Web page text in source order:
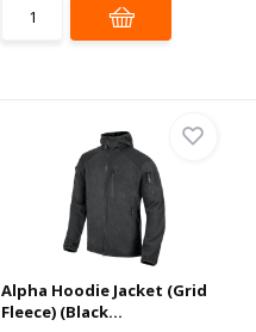
Alpha Hoodie Jacket (Grid
Fleece) (Black...